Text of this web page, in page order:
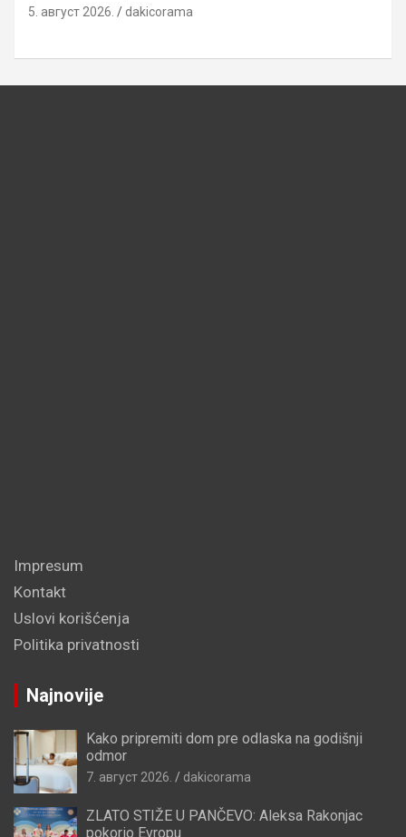
5. август 2026. dakicorama
Impresum
Kontakt
Uslovi korišćenja
Politika privatnosti
Najnovije
Kako pripremiti dom pre odlaska na godišnji
odmor
7. август 2026. dakicorama
ZLATO STIŽE U PANČEVO: Aleksa Rakonjac
pokorio Evropu